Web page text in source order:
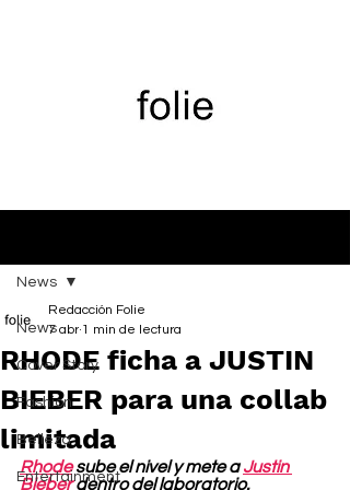
News
Cover Story
Fashion
Belleza
Entertainment
News
RHODE ficha a JUSTIN
BIEBER para una collab
limitada
Redacción Folie
7 abr 1 min de lectura
Rhode sube el nivel y mete a Justin
Bieber dentro del laboratorio.